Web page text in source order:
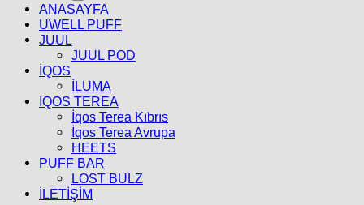
ANASAYFA
UWELL PUFF
JUUL
JUUL POD
İQOS
İLUMA
IQOS TEREA
İqos Terea Kıbrıs
İqos Terea Avrupa
HEETS
PUFF BAR
LOST BULZ
İLETİŞİM